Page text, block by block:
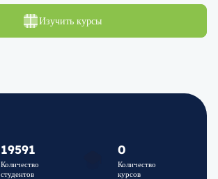
Изучить курсы
19591
Количество
студентов
0
Количество
курсов